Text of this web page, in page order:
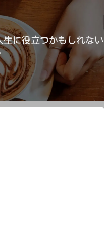
に役立つかもしれない